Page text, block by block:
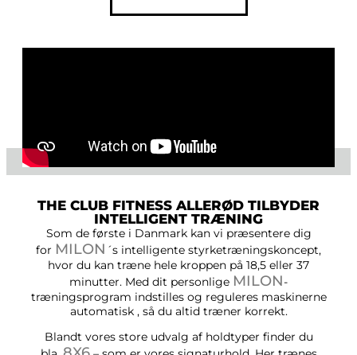
THE CLUB FITNESS ALLERØD TILBYDER
INTELLIGENT TRÆNING
Som de første i Danmark kan vi præsentere dig
for MILON ´s intelligente styrketræningskoncept,
hvor du kan træne hele kroppen på 18,5 eller 37
minutter. Med dit personlige MILON-
træningsprogram indstilles og reguleres maskinerne
automatisk , så du altid træner korrekt.
Blandt vores store udvalg af holdtyper finder du